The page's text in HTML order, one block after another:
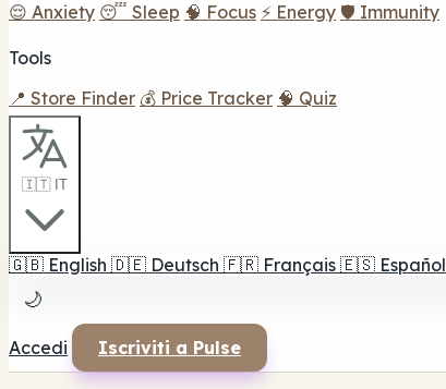
😌 Anxiety 😴 Sleep 🧠 Focus ⚡ Energy 🛡️ Immunity
Tools
📍 Store Finder 💰 Price Tracker 🧠 Quiz
🇮🇹 IT
🇬🇧 English 🇩🇪 Deutsch 🇫🇷 Français 🇪🇸 Español
🌙
Accedi Iscriviti a Pulse